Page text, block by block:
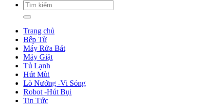
Trang chủ
Bếp Từ
Máy Rửa Bát
Máy Giặt
Tủ Lạnh
Hút Mùi
Lò Nướng -Vi Sóng
Robot -Hút Bụi
Tin Tức